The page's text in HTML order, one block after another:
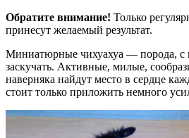
Обратите внимание! Только
принесут желаемый результат.
Миниатюрные чихуахуа — порода, с
заскучать. Активные, милые,
наверняка найдут место в сердце
стоит только приложить немного